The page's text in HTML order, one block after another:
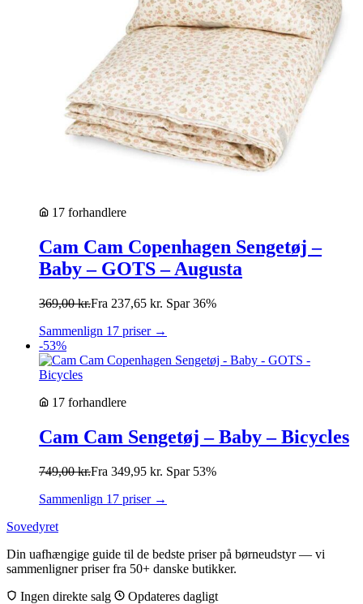
17 forhandlere
Cam Cam Copenhagen Sengetøj –
Baby – GOTS – Augusta
369,00kr.Fra 237,65 kr. Spar 36%
Sammenlign 17 priser →
-53%
17 forhandlere
Cam Cam Sengetøj – Baby – Bicycles
749,00kr.Fra 349,95 kr. Spar 53%
Sammenlign 17 priser →
Sovedyret
Din uafhængige guide til de bedste priser på børneudstyr — vi
sammenligner priser fra 50+ danske butikker.
Ingen direkte salg
Opdateres dagligt